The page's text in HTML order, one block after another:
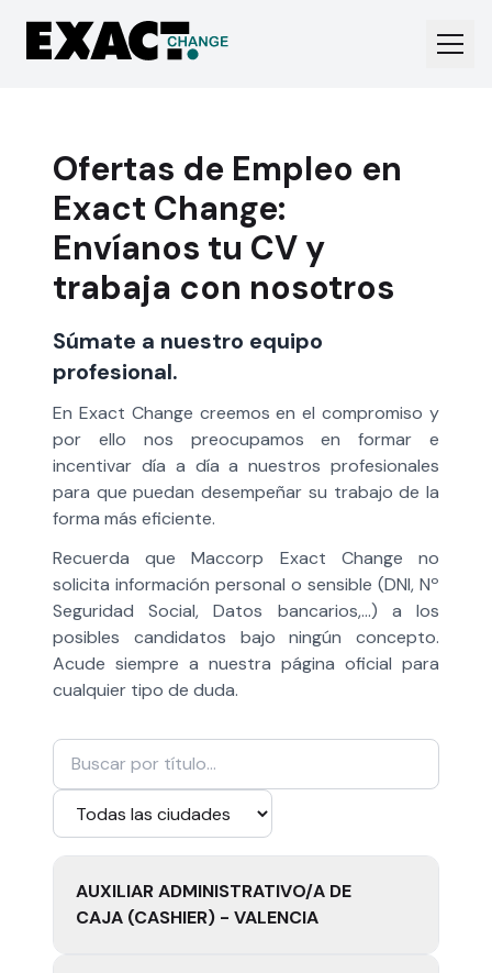
Ofertas de Empleo en
Exact Change:
Envíanos tu CV y
trabaja con nosotros
Súmate a nuestro equipo
profesional.
En Exact Change creemos en el compromiso y
por ello nos preocupamos en formar e
incentivar día a día a nuestros profesionales
para que puedan desempeñar su trabajo de la
forma más eficiente.
Recuerda queMaccorp Exact Change no
solicita información personal o sensible (DNI, Nº
Seguridad Social, Datos bancarios,...) a los
posibles candidatos bajo ningún concepto.
Acude siempre a nuestra página oficial para
cualquier tipo de duda.
AUXILIAR ADMINISTRATIVO/A DE
CAJA (CASHIER) - VALENCIA